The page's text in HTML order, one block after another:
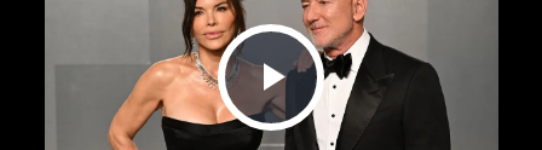
Play Video